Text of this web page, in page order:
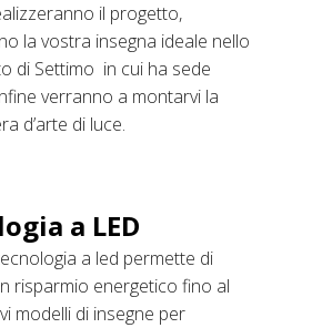
il progetto,
la vostra insegna ideale nello
di Settimo in cui ha sede
verranno a montarvi la
d’arte di luce.
a LED
a led permette di
risparmio energetico fino al
modelli di insegne per